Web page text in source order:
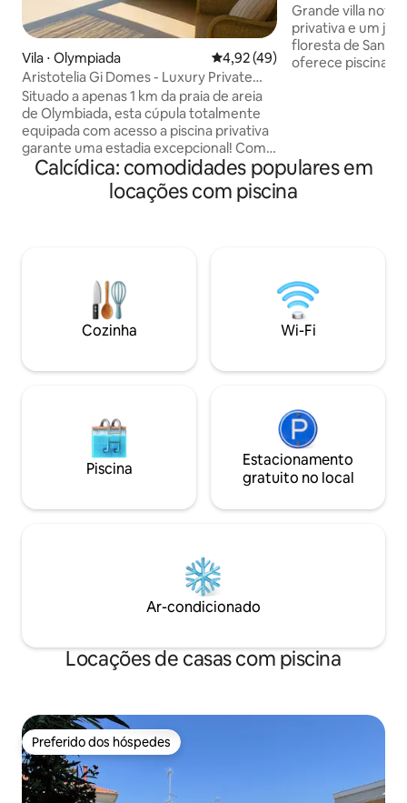
Vila ⋅ Olympiada 4,92 de uma avaliação média
4,92 (49)
Aristotelia Gi Domes - Luxury Private
Pool Retreat
Situado a apenas 1 km da praia de areia
de Olymbiada, esta cúpula totalmente
equipada com acesso a piscina privativa
garante uma estadia excepcional! Com
mini-mercados, restaurantes, bares de
praia, cafés e tabernas a menos de 100
metros, a conveniência está à sua porta.
perfeito entre lazer e conforto. Wi-Fi
gratuito e estacionamento privado
estão disponíveis no local! Não perca!
Grande villa nova
privativa e um jardim
floresta de Sani,
oferece piscina
buscam
elegância! A
atualmente em
Calcídica: comodidades populares em
locações com piscina
Cozinha Wi-Fi
Piscina
Estacionamento
gratuito no local
Ar-condicionado
Locações de casas com piscina
Preferido dos hóspedes
Preferido dos hóspedes